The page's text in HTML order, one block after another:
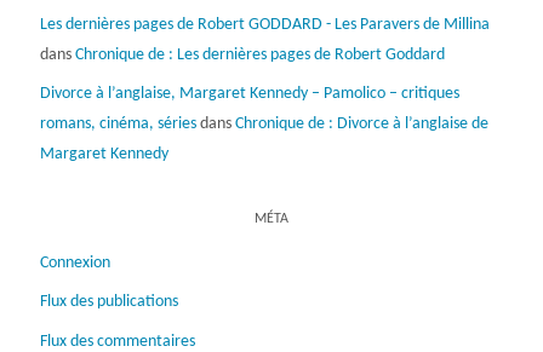
Les dernières pages de Robert GODDARD - Les Paravers de Millina
dans Chronique de : Les dernières pages de Robert Goddard
Divorce à l’anglaise, Margaret Kennedy – Pamolico – critiques
romans, cinéma, sériesdans Chronique de : Divorce à l’anglaise de
Margaret Kennedy
MÉTA
Connexion
Flux des publications
Flux des commentaires